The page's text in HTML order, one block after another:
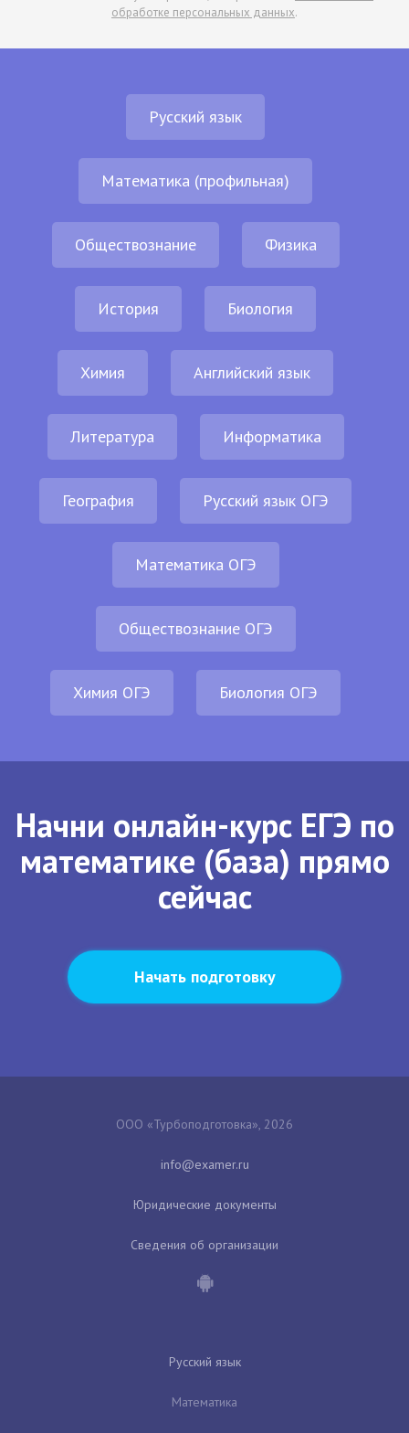
обработке персональных данных.
Русский язык
Математика (профильная)
Обществознание Физика
История Биология
Химия Английский язык
Литература Информатика
География Русский язык ОГЭ
Математика ОГЭ
Обществознание ОГЭ
Химия ОГЭ Биология ОГЭ
Начни онлайн-курс ЕГЭ по
математике (база) прямо
сейчас
Начать подготовку
ООО «Турбоподготовка», 2026
Юридические документы
Сведения об организации
Русский язык
Математика